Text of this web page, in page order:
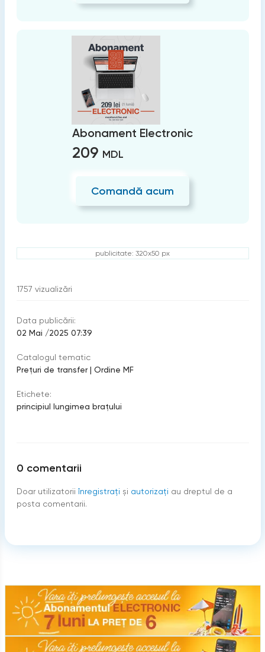
Abonament Electronic
209 MDL
Comandă acum
publicitate: 320x50 px
1757 vizualizări
Data publicării:
02 Mai /2025 07:39
Catalogul tematic
Prețuri de transfer | Ordine MF
Etichete:
principiul lungimea brațului
0 comentarii
Doar utilizatorii înregistraţi şi autorizați au dreptul de a
posta comentarii.